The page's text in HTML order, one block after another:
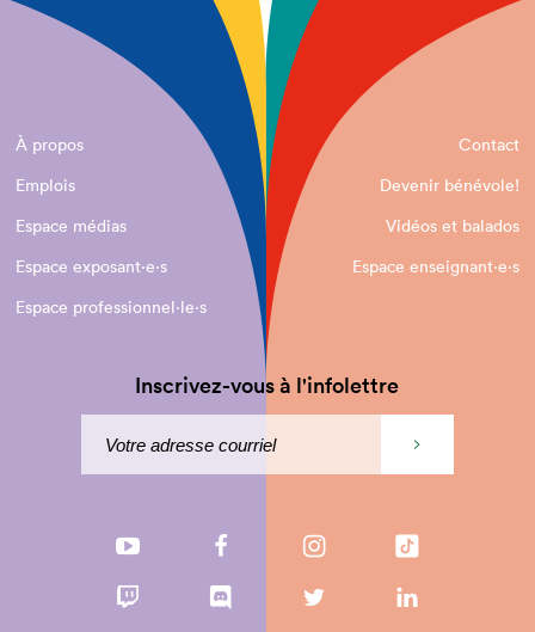
À propos
Contact
Emplois
Devenir bénévole!
Espace médias
Vidéos et balados
Espace exposant·e⋅s
Espace enseignant·e⋅s
Espace professionnel·le⋅s
Inscrivez-vous à l'infolettre